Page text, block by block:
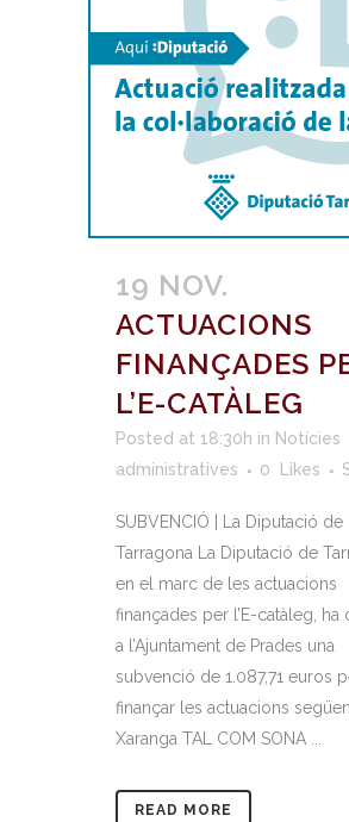
19 NOV.
ACTUACIONS
FINANÇADES
L’E-CATÀLEG
Posted at 18:30h in Notícies
administratives
0 Likes
SUBVENCIÓ | La Diputació de
Tarragona La Diputació de
en el marc de les actuacions
finançades per l’E-catàleg, ha
a l’Ajuntament de Prades una
subvenció de 1.087,71 euros
finançar les actuacions
Xaranga TAL COM SONA ...
READ MORE